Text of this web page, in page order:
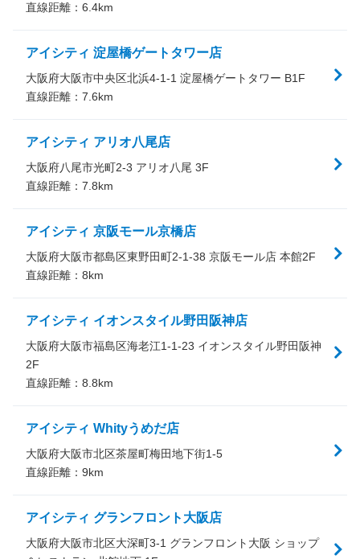
直線距離： 6.4km
アイシティ 淀屋橋ゲートタワー店
大阪府大阪市中央区北浜4-1-1 淀屋橋ゲートタワー B1F
直線距離： 7.6km
アイシティ アリオ八尾店
大阪府八尾市光町2-3 アリオ八尾 3F
直線距離： 7.8km
アイシティ 京阪モール京橋店
大阪府大阪市都島区東野田町2-1-38 京阪モール店 本館2F
直線距離： 8km
アイシティ イオンスタイル野田阪神店
大阪府大阪市福島区海老江1-1-23 イオンスタイル野田阪神
2F
直線距離： 8.8km
アイシティ Whityうめだ店
大阪府大阪市北区茶屋町梅田地下街1-5
直線距離： 9km
アイシティ グランフロント大阪店
大阪府大阪市北区大深町3-1 グランフロント大阪 ショップ